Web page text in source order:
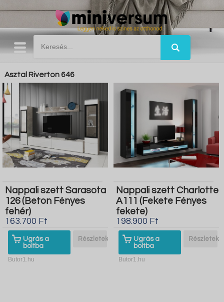
Asztal Riverton 646
Nappali szett Sarasota
126 (Beton Fényes
fehér)
163.700 Ft
Ugrás a
boltba
Részletek
Butor1.hu
Nappali szett Charlotte
A111 (Fekete Fényes
fekete)
198.900 Ft
Ugrás a
boltba
Részletek
Butor1.hu